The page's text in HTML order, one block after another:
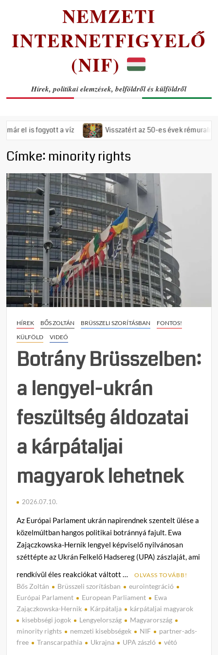
NEMZETI
INTERNETFIGYELŐ
(NIF)
Hírek, politikai elemzések, belföldről és külföldről
a víz Visszatért az 50-es évek rémuralma:
Címke: minority rights
HÍREK BŐS ZOLTÁN BRÜSSZELI SZORÍTÁSBAN
FONTOS!
KÜLFÖLD
VIDEÓ
Botrány Brüsszelben:
a lengyel-ukrán
feszültség áldozatai
a kárpátaljai
magyarok lehetnek
2026.07.10.
Az Európai Parlament ukrán napirendnek szentelt ülése a
közelmúltban hangos politikai botránnyá fajult. Ewa
Zajączkowska-Hernik lengyel képviselő nyilvánosan
széttépte az Ukrán Felkelő Hadsereg (UPA) zászlaját, ami
rendkívül éles reakciókat váltott …
OLVASS TOVÁBB!
Bős Zoltán Brüsszeli szorításban
eurointegráció
Európai Parlament
European Parliament
Ewa
Zajączkowska-Hernik
Kárpátalja
kárpátaljai magyarok
kisebbségi jogok
Lengyelország
Magyarország
minority rights
nemzeti kisebbségek NIF
partner-ads-
free
Transcarpathia Ukrajna UPA zászló vétó